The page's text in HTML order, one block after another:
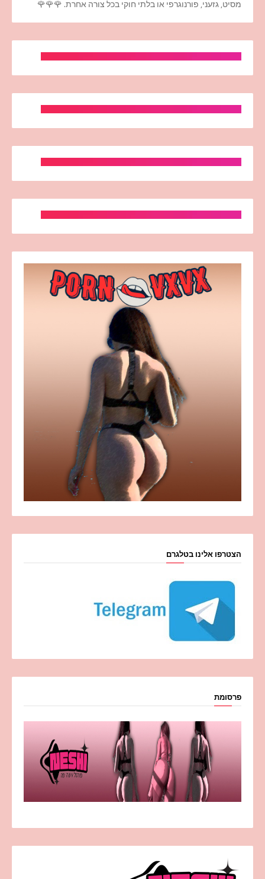
מסיט, גזעני, פורנוגרפי או בלתי חוקי בכל צורה אחרת. 🌹🌹🌹
הצטרפו אלינו בטלגרם
פרסומת